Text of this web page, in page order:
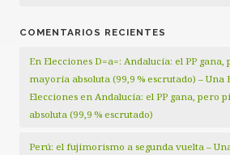
COMENTARIOS RECIENTES
En Elecciones D=a=: Andalucía: el PP
mayoría absoluta (99,9 % escrutado) – Una
Elecciones en Andalucía: el PP gana, pero
absoluta (99,9 % escrutado)
Perú: el fujimorismo a segunda vuelta –